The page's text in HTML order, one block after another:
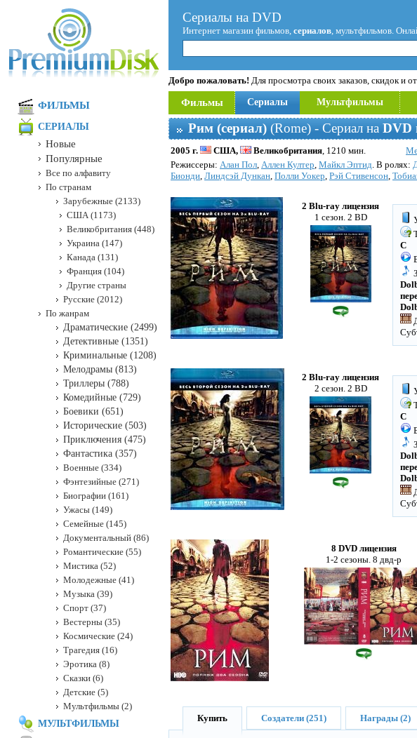
Сериалы на DVD
Интернет магазин фильмов, сериалов, мультфильмов.
Добро пожаловать! Для просмотра своих заказов, скидок и
Фильмы Сериалы Мультфильмы
Рим (сериал) (Rome) - Сериал на DVD
2005 г. США, Великобритания, 1210 мин.
Режисcеры: Алан Пол, Аллен Култер, Майкл Эптид. В ролях:
Бионди, Линдсэй Дункан, Полли Уокер, Рэй Стивенсон,
2 Blu-ray лицензия
1 сезон. 2 BD
C
2 Blu-ray лицензия
2 сезон. 2 BD
C
8 DVD лицензия
1-2 сезоны. 8 двд-р
Купить Создатели (251) Награды (2)
ФИЛЬМЫ
СЕРИАЛЫ
Новые
Популярные
Все по алфавиту
По странам
Зарубежные (2133)
США (1173)
Великобритания (448)
Украина (147)
Канада (131)
Франция (104)
Другие страны
Русские (2012)
По жанрам
Драматические (2499)
Детективные (1351)
Криминальные (1208)
Мелодрамы (813)
Триллеры (788)
Комедийные (729)
Боевики (651)
Исторические (503)
Приключения (475)
Фантастика (357)
Военные (334)
Фэнтезийные (271)
Биографии (161)
Ужасы (149)
Семейные (145)
Документальный (86)
Романтические (55)
Мистика (52)
Молодежные (41)
Музыка (39)
Спорт (37)
Вестерны (35)
Космические (24)
Трагедия (16)
Эротика (8)
Сказки (6)
Детские (5)
Мультфильмы (2)
МУЛЬТФИЛЬМЫ